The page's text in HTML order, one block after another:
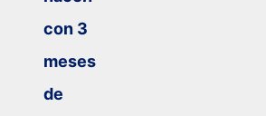
con 3
meses
de